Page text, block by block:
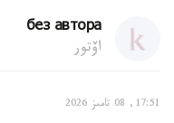
без автора
اۆتور
17:51, 08 تامىز 2026